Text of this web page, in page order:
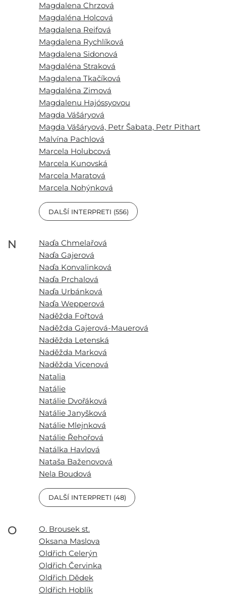
Magdalena Chrzová
Magdaléna Holcová
Magdalena Reifová
Magdalena Rychlíková
Magdalena Sidonová
Magdaléna Straková
Magdalena Tkačíková
Magdaléna Zimová
Magdalenu Hajóssyovou
Magda Vášáryová
Magda Vášáryová, Petr Šabata, Petr Pithart
Malvína Pachlová
Marcela Holubcová
Marcela Kunovská
Marcela Maratová
Marcela Nohýnková
DALŠÍ INTERPRETI (556)
N
Naďa Chmelařová
Naďa Gajerová
Naďa Konvalinková
Naďa Prchalová
Naďa Urbánková
Naďa Wepperová
Naděžda Fořtová
Naděžda Gajerová-Mauerová
Naděžda Letenská
Naděžda Marková
Naděžda Vicenová
Natalia
Natálie
Natálie Dvořáková
Natálie Janyšková
Natálie Mlejnková
Natálie Řehořová
Natálka Havlová
Nataša Baženovová
Nela Boudová
DALŠÍ INTERPRETI (48)
O
O. Brousek st.
Oksana Maslova
Oldřich Celerýn
Oldřich Červinka
Oldřich Dědek
Oldřich Hoblík